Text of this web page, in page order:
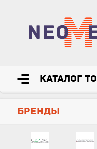
КАТАЛОГ
БРЕНДЫ